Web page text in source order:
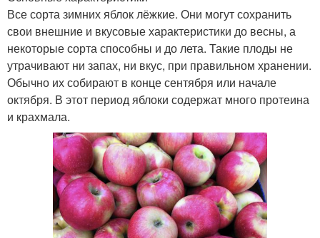
Все сорта зимних яблок лёжкие. Они могут сохранить
свои внешние и вкусовые характеристики до весны, а
некоторые сорта способны и до лета. Такие плоды не
утрачивают ни запах, ни вкус, при правильном хранении.
Обычно их собирают в конце сентября или начале
октября. В этот период яблоки содержат много протеина
и крахмала.